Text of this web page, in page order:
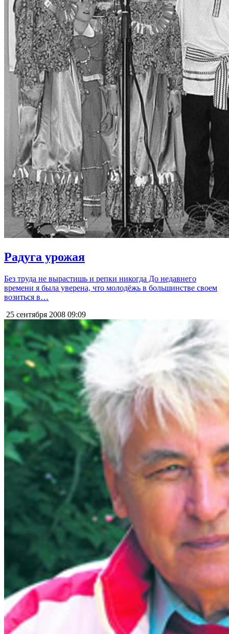
Радуга урожая
Без труда не вырастишь и репки никогда До недавнего
времени я была уверена, что молодёжь в большинстве своем
возиться в…
25 сентября 2008 09:09